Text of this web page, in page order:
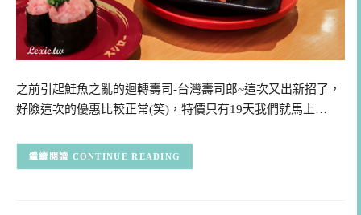
之前引起鮭魚之亂的迴轉壽司-台灣壽司郎~這次又出新招了，
好險這次的優惠比較正常(笑)，特價只有19天我們就馬上…
CONTINUE READING